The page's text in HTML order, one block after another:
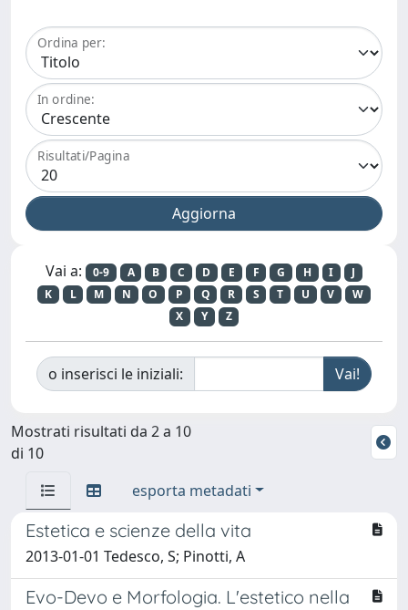
Ordina per:
In ordine:
Risultati/Pagina
Vai a: 0-9 A B C D E F G H I
J
K
L M N O P Q R S T U V
W
X
Y Z
o inserisci le iniziali:
Mostrati risultati da 2 a 10
di 10
esporta metadati
Estetica e scienze della vita
2013-01-01 Tedesco, S; Pinotti, A
Evo-Devo e Morfologia. L'estetico nella